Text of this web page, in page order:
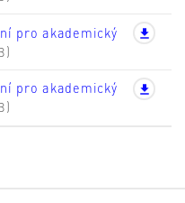
pro akademický
pro akademický